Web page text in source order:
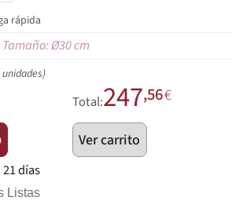
rápida
Tamaño: Ø30 cm
Total:247,56€
Ver carrito
21 días
Listas